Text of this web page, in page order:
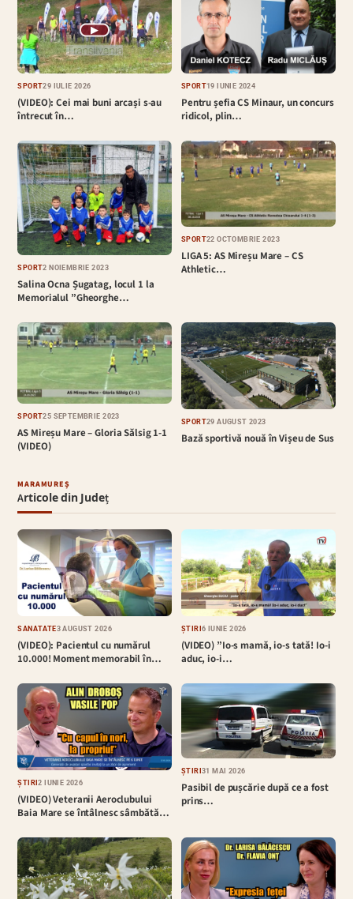
▶
SPORT29 IULIE 2026
(VIDEO): Cei mai buni arcași s-au
întrecut în…
SPORT19 IUNIE 2024
Pentru șefia CS Minaur, un concurs
ridicol, plin…
SPORT2 NOIEMBRIE 2023
Salina Ocna Șugatag, locul 1 la
Memorialul ”Gheorghe…
SPORT22 OCTOMBRIE 2023
LIGA 5: AS Mireșu Mare – CS
Athletic…
SPORT25 SEPTEMBRIE 2023
AS Mireșu Mare – Gloria Sălsig 1-1
(VIDEO)
SPORT29 AUGUST 2023
Bază sportivă nouă în Vișeu de Sus
MARAMUREȘ
Articole din Județ
SĂNĂTATE3 AUGUST 2026
(VIDEO): Pacientul cu numărul
10.000! Moment memorabil în…
ȘTIRI6 IUNIE 2026
(VIDEO) ”Io-s mamă, io-s tată! Io-i
aduc, io-i…
ȘTIRI2 IUNIE 2026
(VIDEO) Veteranii Aeroclubului
Baia Mare se întâlnesc sâmbătă…
ȘTIRI31 MAI 2026
Pasibil de pușcărie după ce a fost
prins…